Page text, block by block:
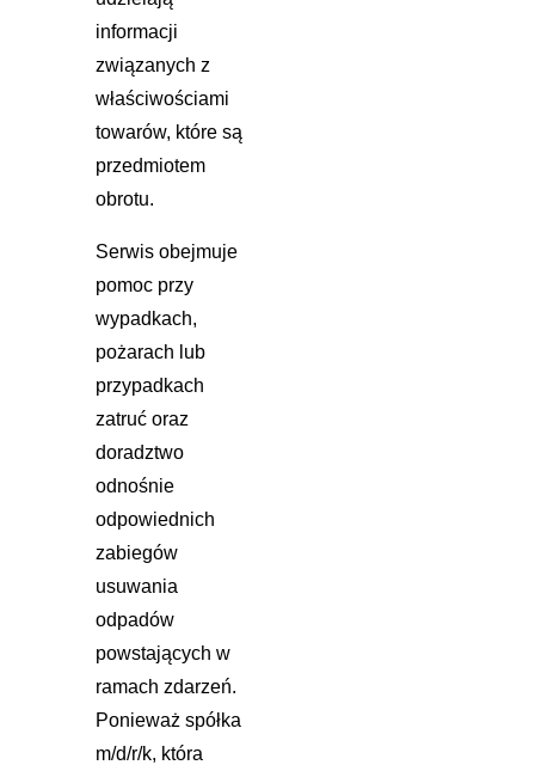
informacji
związanych z
właściwościami
towarów, które są
przedmiotem
obrotu.
Serwis obejmuje
pomoc przy
wypadkach,
pożarach lub
przypadkach
zatruć oraz
doradztwo
odnośnie
odpowiednich
zabiegów
usuwania
odpadów
powstających w
ramach zdarzeń.
Ponieważ spółka
m/d/r/k, która